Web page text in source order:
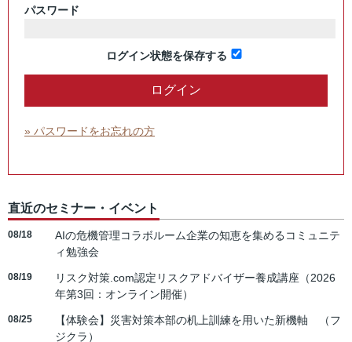
パスワード
ログイン状態を保存する
» パスワードをお忘れの方
直近のセミナー・イベント
08/18
AIの危機管理コラボルーム企業の知恵を集めるコミュニテ
ィ勉強会
08/19
リスク対策.com認定リスクアドバイザー養成講座（2026
年第3回：オンライン開催）
08/25
【体験会】災害対策本部の机上訓練を用いた新機軸 （フ
ジクラ）